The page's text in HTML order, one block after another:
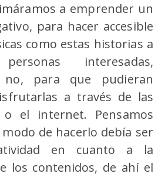
a emprender un
para hacer accesible
como estas historias a
interesadas,
no, para que pudieran
a través de las
o el internet. Pensamos
de hacerlo debía ser
en cuanto a la
los contenidos, de ahí el